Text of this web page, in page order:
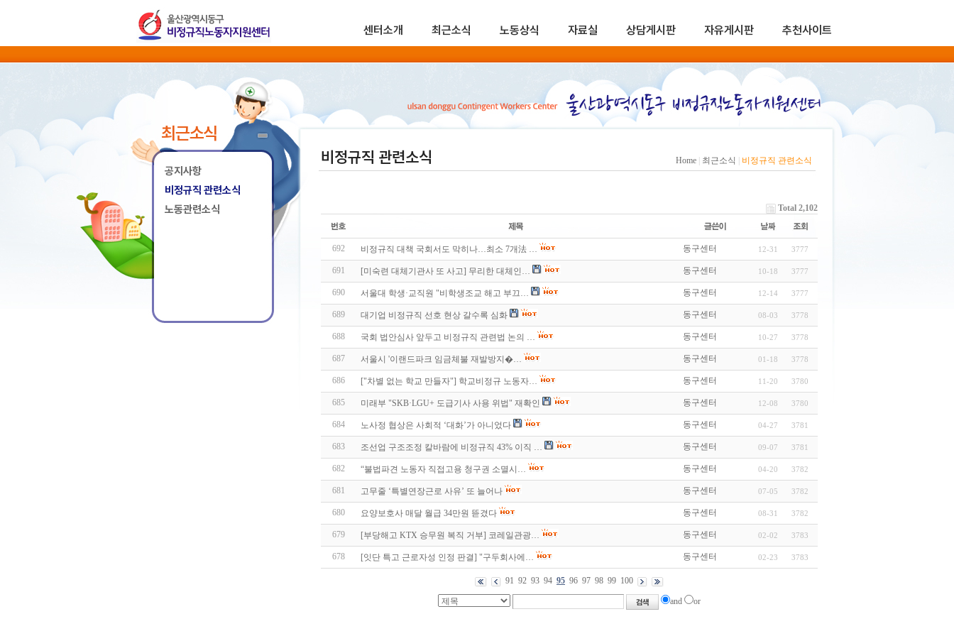
센터소개 최근소식 노동상식 자료실 상담게시판 자유게시판 추천사이트
최근소식
공지사항
비정규직 관련소식
노동관련소식
비정규직 관련소식 Home 최근소식 비정규직 관련소식
Total 2,102
692 비정규직 대책 국회서도 막히나…최소 7개法 … 동구센터 12-31 3777
691 [미숙련 대체기관사 또 사고] 무리한 대체인… 동구센터 10-18 3777
690 서울대 학생·교직원 "비학생조교 해고 부끄… 동구센터 12-14 3777
689 대기업 비정규직 선호 현상 갈수록 심화 동구센터 08-03 3778
688 국회 법안심사 앞두고 비정규직 관련법 논의 … 동구센터 10-27 3778
687 서울시 '이랜드파크 임금체불 재발방지�… 동구센터 01-18 3778
686 ["차별 없는 학교 만들자"] 학교비정규 노동자… 동구센터 11-20 3780
685 미래부 "SKB·LGU+ 도급기사 사용 위법" 재확인 동구센터 12-08 3780
684 노사정 협상은 사회적 ‘대화’가 아니었다 동구센터 04-27 3781
683 조선업 구조조정 칼바람에 비정규직 43% 이직 … 동구센터 09-07 3781
682 “불법파견 노동자 직접고용 청구권 소멸시… 동구센터 04-20 3782
681 고무줄 ‘특별연장근로 사유’ 또 늘어나 동구센터 07-05 3782
680 요양보호사 매달 월급 34만원 뜯겼다 동구센터 08-31 3782
679 [부당해고 KTX 승무원 복직 거부] 코레일관광… 동구센터 02-02 3783
678 [잇단 특고 근로자성 인정 판결] "구두회사에… 동구센터 02-23 3783
91 92 93 94 95 96 97 98 99 100
and or